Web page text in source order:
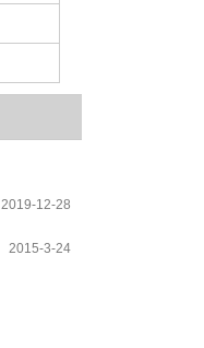
2019 12-28
2015 3-24